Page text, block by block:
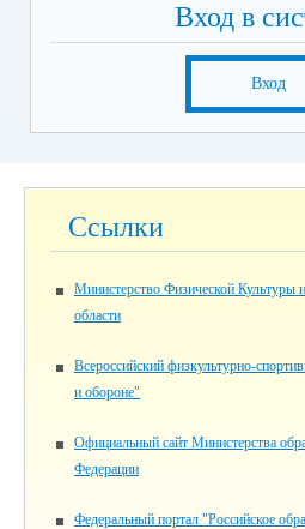
Вход в
Вход
Ссылки
Министерство Физической Культуры
области
Всероссийский физкультурно-
и обороне"
Официальный сайт Министерства
Федерации
Федеральный портал "Российское